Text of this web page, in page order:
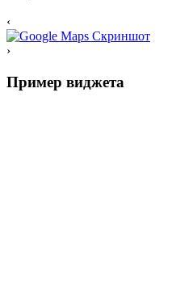
‹
›
Пример виджета